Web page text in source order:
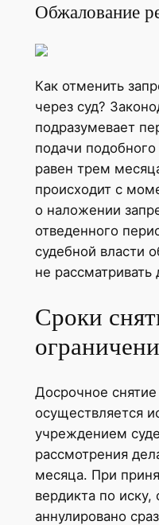
Обжалование
Как отменить
через суд?
подразумевает
подачи
равен трем
происходит с
о наложении
отведенного
судебной власти
не рассматривать
Сроки
Досрочное
осуществляется
учреждением
рассмотрения
месяца. При
вердикта по иску,
аннулировано